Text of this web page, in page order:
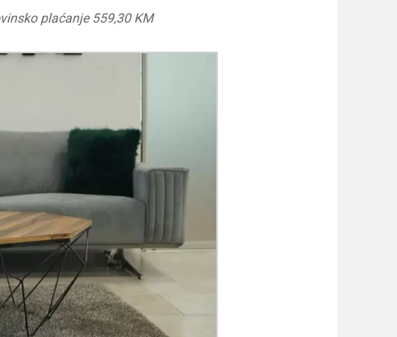
plaćanje 559,30 KM